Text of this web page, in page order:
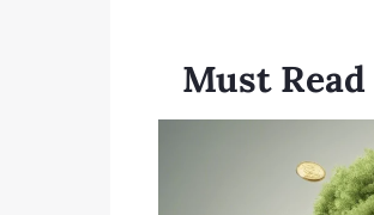
Must Read